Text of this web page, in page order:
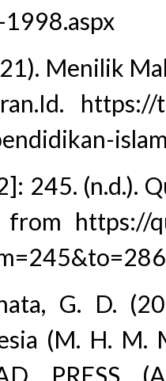
Menilik
245. (n.d.).
https://
G. D.
(M. H. M.
PRESS